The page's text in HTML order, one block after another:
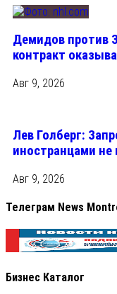
Демидов против
контракт
Авг 9, 2026
Лев Голберг:
иностранцами
Авг 9, 2026
Телеграм News
Бизнес Каталог